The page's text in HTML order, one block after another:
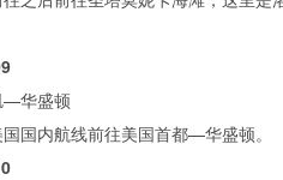
华盛顿
内航线前往美国首都—华盛顿。